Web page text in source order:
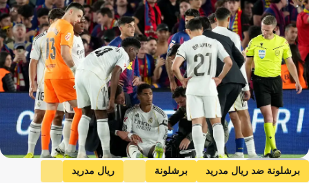
Getty Images
برشلونة ضد ريال مدريد برشلونة
ريال مدريد